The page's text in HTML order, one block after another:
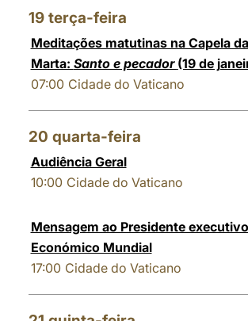
19 terça-feira
Meditações matutinas na Capela
Marta: Santo e pecador (19 de
07:00 Cidade do Vaticano
20 quarta-feira
Audiência Geral
10:00 Cidade do Vaticano
Mensagem ao Presidente
Económico Mundial
17:00 Cidade do Vaticano